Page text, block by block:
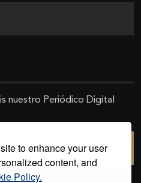
to enhance your user
content, and
Policy.
nuestro Periódico Digital